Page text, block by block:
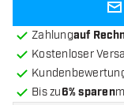
Zahlungauf
Kostenloser
Bis zu6% sparen